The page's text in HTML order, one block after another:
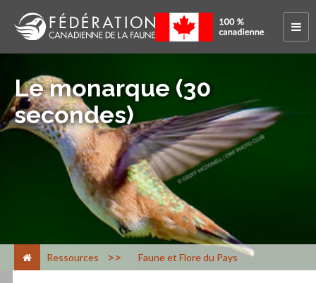
Le monarque (30
secondes)
Ressources > Faune et Flore du Pays